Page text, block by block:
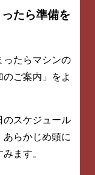
たら準備を
ったらマシンの
ご案内」をよ
のスケジュール
らかじめ頭に
ます。